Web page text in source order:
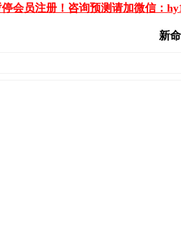
会员注册！咨询预测请加微信：
新